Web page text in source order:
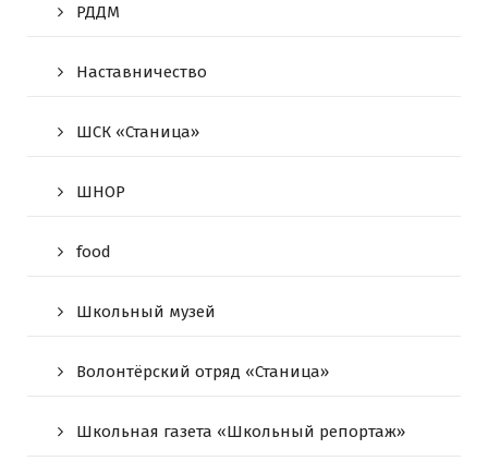
РДДМ
Наставничество
ШСК «Станица»
ШНОР
food
Школьный музей
Волонтёрский отряд «Станица»
Школьная газета «Школьный репортаж»